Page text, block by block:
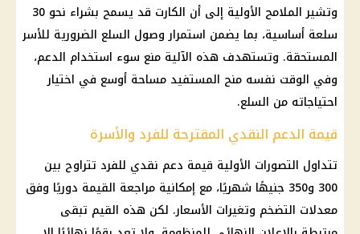
وتشير الملامح الأولية إلى أن الكارت قد يسمح بشراء نحو 30
سلعة أساسية، بما يضمن استمرار وصول السلع الضرورية للأسر
المستحقة. وتستهدف هذه الآلية منع سوء استخدام الدعم،
وفي الوقت نفسه منح المستفيد مساحة أوسع في اختيار
احتياجاته من السلع.
قيمة الدعم النقدي المقترحة للفرد والأسرة
تتداول التصورات الأولية قيمة دعم نقدي للفرد تتراوح بين
300 و350 جنيهًا شهريًا، مع إمكانية مراجعة القيمة دوريًا وفق
معدلات التضخم وتغيرات الأسعار. لكن هذه القيم تبقى